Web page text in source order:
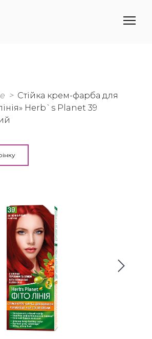
Стійка крем-фарба для
Herb`s Planet 39